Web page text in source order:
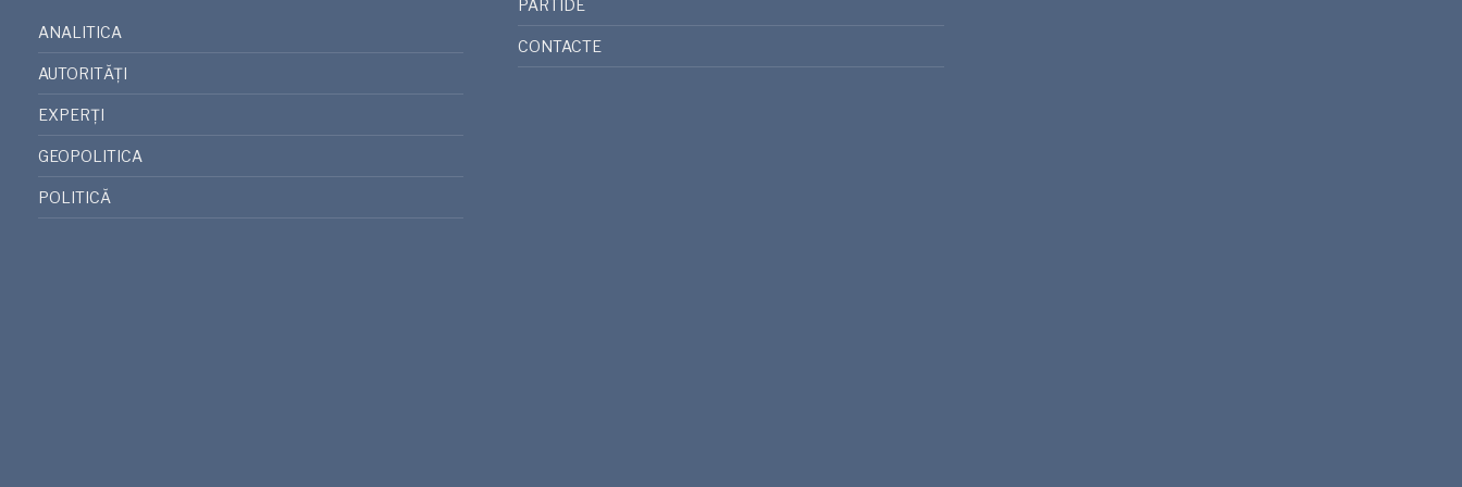
ANALITICA
AUTORITĂȚI
EXPERȚI
GEOPOLITICA
POLITICĂ
PARTIDE
CONTACTE